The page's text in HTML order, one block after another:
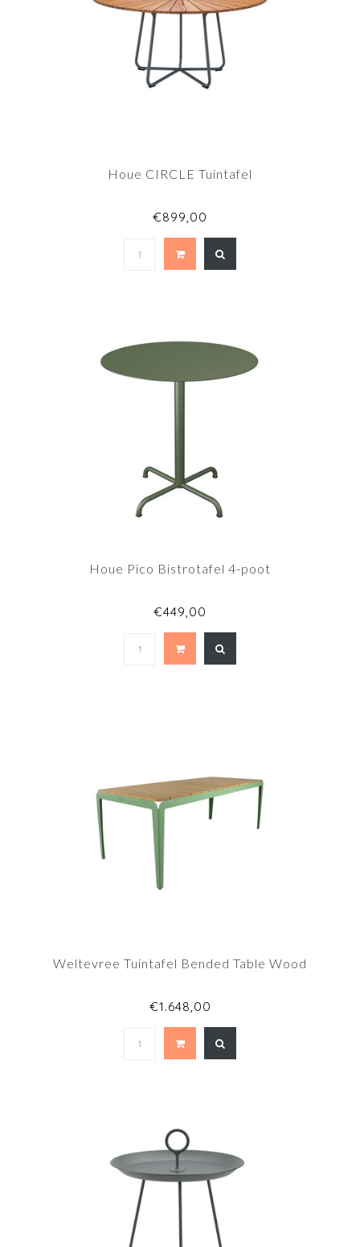
Houe CIRCLE Tuintafel
€899,00
Houe Pico Bistrotafel 4-poot
€449,00
Weltevree Tuintafel Bended Table Wood
€1.648,00